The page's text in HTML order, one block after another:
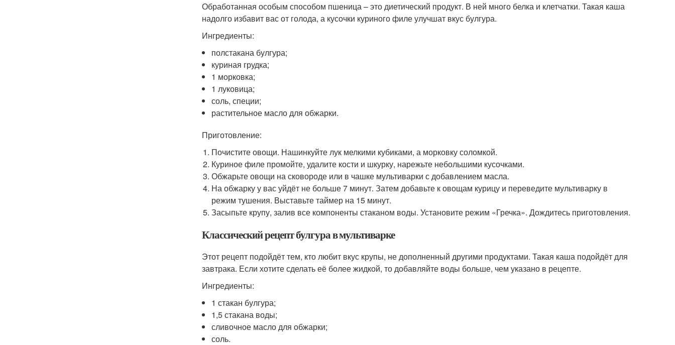
Обработанная особым способом пшеница – это диетический продукт. В ней много белка и клетчатки. Такая каша
надолго избавит вас от голода, а кусочки куриного филе улучшат вкус булгура.
Ингредиенты:
полстакана булгура;
куриная грудка;
1 морковка;
1 луковица;
соль, специи;
растительное масло для обжарки.
Приготовление:
Почистите овощи. Нашинкуйте лук мелкими кубиками, а морковку соломкой.
Куриное филе промойте, удалите кости и шкурку, нарежьте небольшими кусочками.
Обжарьте овощи на сковороде или в чашке мультиварки с добавлением масла.
На обжарку у вас уйдёт не больше 7 минут. Затем добавьте к овощам курицу и переведите мультиварку в
режим тушения. Выставьте таймер на 15 минут.
Засыпьте крупу, залив все компоненты стаканом воды. Установите режим «Гречка». Дождитесь приготовления.
Классический рецепт булгура в мультиварке
Этот рецепт подойдёт тем, кто любит вкус крупы, не дополненный другими продуктами. Такая каша подойдёт для
завтрака. Если хотите сделать её более жидкой, то добавляйте воды больше, чем указано в рецепте.
Ингредиенты:
1 стакан булгура;
1,5 стакана воды;
сливочное масло для обжарки;
соль.